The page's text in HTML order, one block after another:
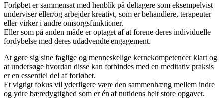
Forløbet er sammensat med henblik på deltagere som eksempelvist
underviser eller/og arbejder kreativt, som er behandlere, terapeuter
eller virker i andre omsorgsfunktioner.
Eller som på anden måde er optaget af at forene deres individuelle
fordybelse med deres udadvendte engagement.
At gøre sig sine faglige og menneskelige kernekompetencer klart og
at undersøge hvordan disse kan forbindes med en meditativ praksis
er en essentiel del af forløbet.
Et vigtigt fokus vil yderligere være den sammenhæng mellem indre
og ydre bæredygtighed som er én af nutidens helt store opgaver.